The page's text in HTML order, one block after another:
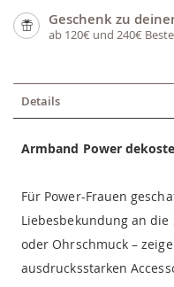
Geschenk zu
ab 120€ und 240€
Details
Armband Power
Für Power-Frauen
Liebesbekundung an die
oder Ohrschmuck –
ausdrucksstarken